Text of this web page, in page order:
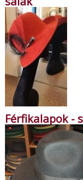
Férfikalapok -